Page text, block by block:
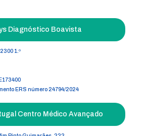
Diagnóstico Boavista
1.º
ERS número 24794/2024
Centro Médico Avançado